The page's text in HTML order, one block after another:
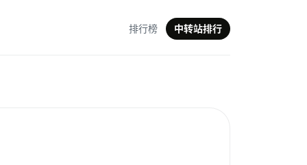
排行榜 中转站排行